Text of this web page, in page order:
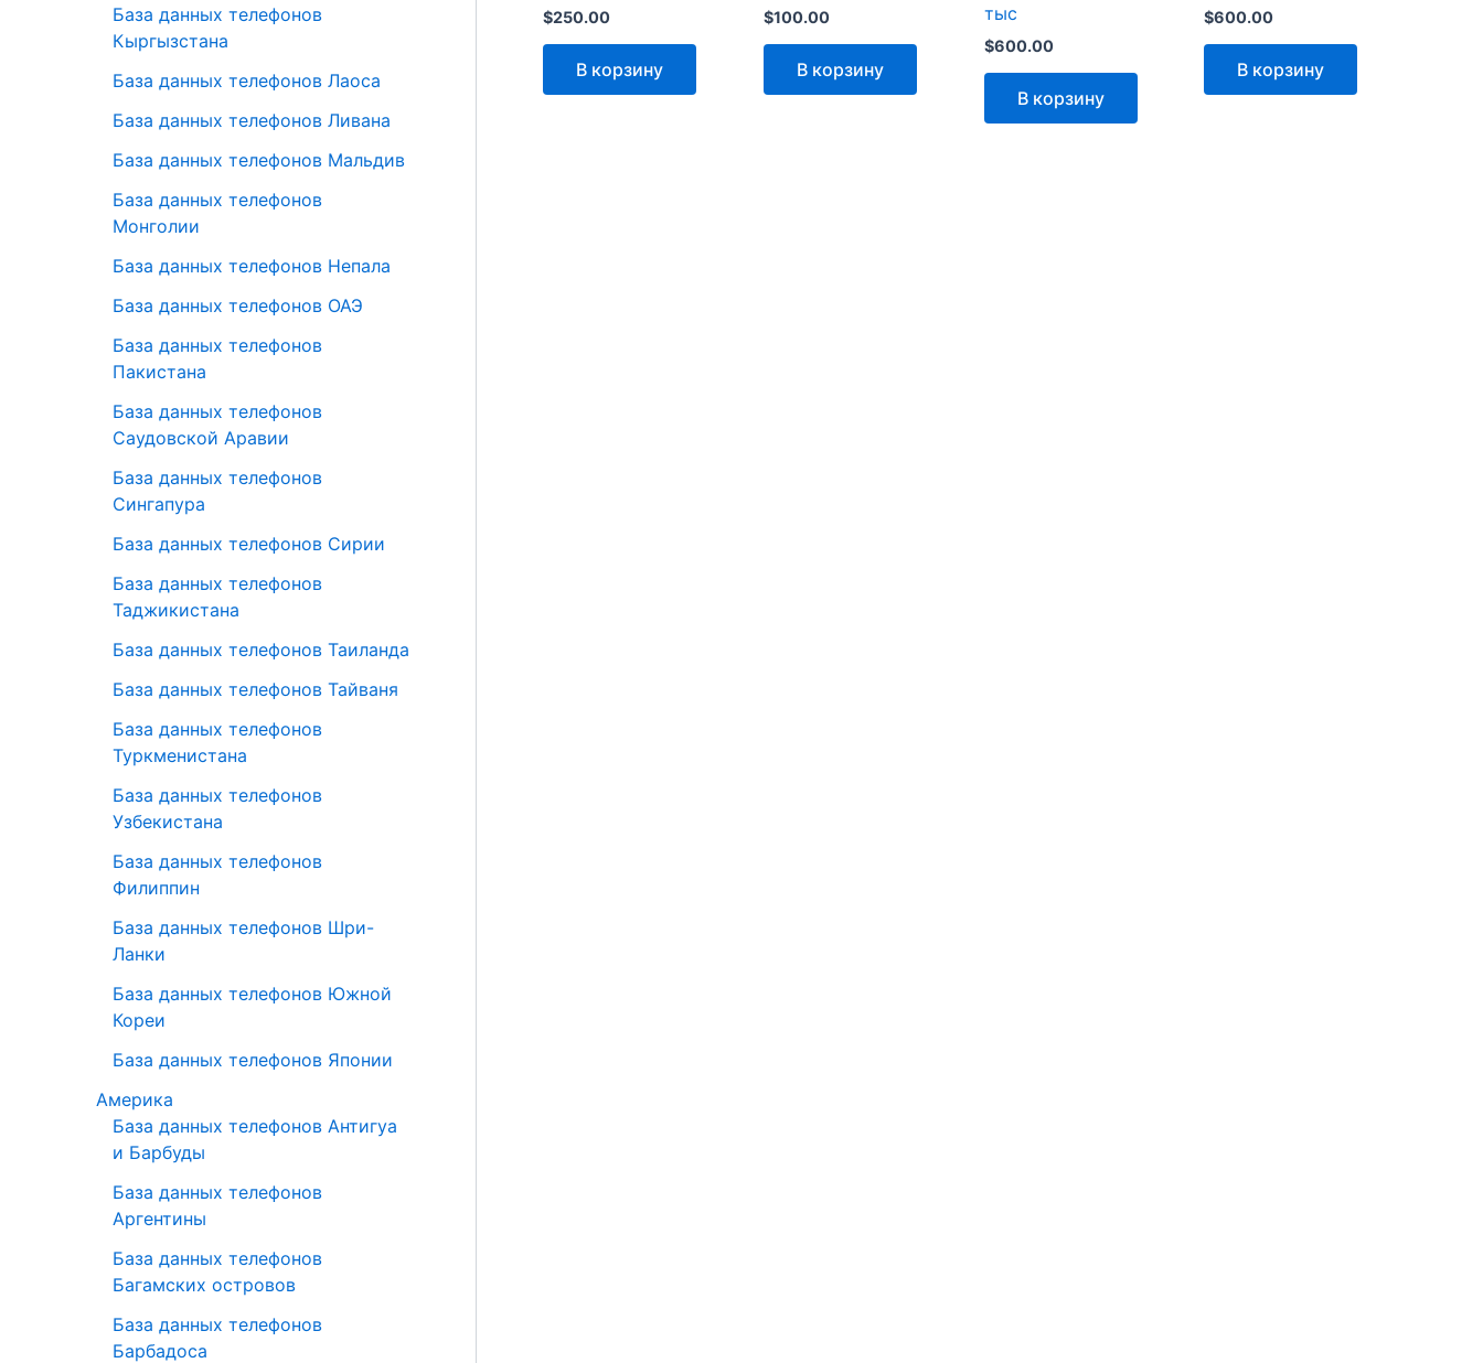
База данных телефонов
Кыргызстана
База данных телефонов Лаоса
База данных телефонов Ливана
База данных телефонов Мальдив
База данных телефонов
Монголии
База данных телефонов Непала
База данных телефонов ОАЭ
База данных телефонов
Пакистана
База данных телефонов
Саудовской Аравии
База данных телефонов
Сингапура
База данных телефонов Сирии
База данных телефонов
Таджикистана
База данных телефонов Таиланда
База данных телефонов Тайваня
База данных телефонов
Туркменистана
База данных телефонов
Узбекистана
База данных телефонов
Филиппин
База данных телефонов Шри-
Ланки
База данных телефонов Южной
Кореи
База данных телефонов Японии
Америка
База данных телефонов Антигуа
и Барбуды
База данных телефонов
Аргентины
База данных телефонов
Багамских островов
База данных телефонов
Барбадоса
$250.00
В корзину
$100.00
В корзину
тыс
$600.00
В корзину
$600.00
В корзину